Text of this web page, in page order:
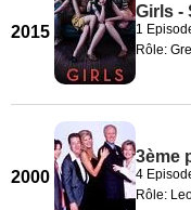
2015
Girls -
1
Rôle:
2000
3ème
4
Rôle: